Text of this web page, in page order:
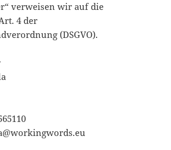
verweisen wir auf die
4 der
(DSGVO).